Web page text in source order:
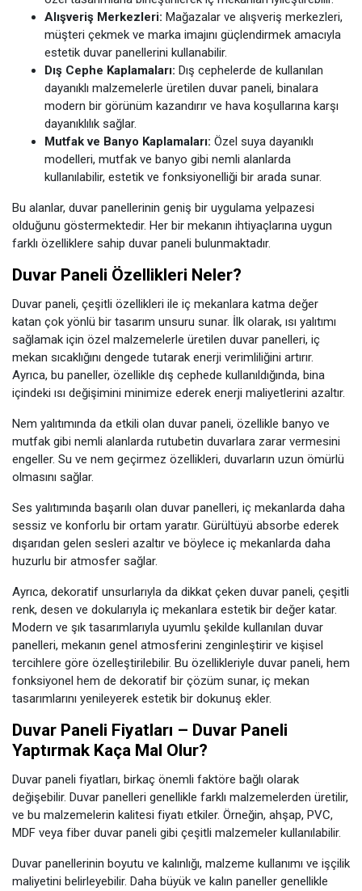
Alışveriş Merkezleri: Mağazalar ve alışveriş merkezleri,
müşteri çekmek ve marka imajını güçlendirmek amacıyla
estetik duvar panellerini kullanabilir.
Dış Cephe Kaplamaları: Dış cephelerde de kullanılan
dayanıklı malzemelerle üretilen duvar paneli, binalara
modern bir görünüm kazandırır ve hava koşullarına karşı
dayanıklılık sağlar.
Mutfak ve Banyo Kaplamaları: Özel suya dayanıklı
modelleri, mutfak ve banyo gibi nemli alanlarda
kullanılabilir, estetik ve fonksiyonelliği bir arada sunar.
Bu alanlar, duvar panellerinin geniş bir uygulama yelpazesi
olduğunu göstermektedir. Her bir mekanın ihtiyaçlarına uygun
farklı özelliklere sahip duvar paneli bulunmaktadır.
Duvar Paneli Özellikleri Neler?
Duvar paneli, çeşitli özellikleri ile iç mekanlara katma değer
katan çok yönlü bir tasarım unsuru sunar. İlk olarak, ısı yalıtımı
sağlamak için özel malzemelerle üretilen duvar panelleri, iç
mekan sıcaklığını dengede tutarak enerji verimliliğini artırır.
Ayrıca, bu paneller, özellikle dış cephede kullanıldığında, bina
içindeki ısı değişimini minimize ederek enerji maliyetlerini azaltır.
Nem yalıtımında da etkili olan duvar paneli, özellikle banyo ve
mutfak gibi nemli alanlarda rutubetin duvarlara zarar vermesini
engeller. Su ve nem geçirmez özellikleri, duvarların uzun ömürlü
olmasını sağlar.
Ses yalıtımında başarılı olan duvar panelleri, iç mekanlarda daha
sessiz ve konforlu bir ortam yaratır. Gürültüyü absorbe ederek
dışarıdan gelen sesleri azaltır ve böylece iç mekanlarda daha
huzurlu bir atmosfer sağlar.
Ayrıca, dekoratif unsurlarıyla da dikkat çeken duvar paneli, çeşitli
renk, desen ve dokularıyla iç mekanlara estetik bir değer katar.
Modern ve şık tasarımlarıyla uyumlu şekilde kullanılan duvar
panelleri, mekanın genel atmosferini zenginleştirir ve kişisel
tercihlere göre özelleştirilebilir. Bu özellikleriyle duvar paneli, hem
fonksiyonel hem de dekoratif bir çözüm sunar, iç mekan
tasarımlarını yenileyerek estetik bir dokunuş ekler.
Duvar Paneli Fiyatları – Duvar Paneli
Yaptırmak Kaça Mal Olur?
Duvar paneli fiyatları, birkaç önemli faktöre bağlı olarak
değişebilir. Duvar panelleri genellikle farklı malzemelerden üretilir,
ve bu malzemelerin kalitesi fiyatı etkiler. Örneğin, ahşap, PVC,
MDF veya fiber duvar paneli gibi çeşitli malzemeler kullanılabilir.
Duvar panellerinin boyutu ve kalınlığı, malzeme kullanımı ve işçilik
maliyetini belirleyebilir. Daha büyük ve kalın paneller genellikle